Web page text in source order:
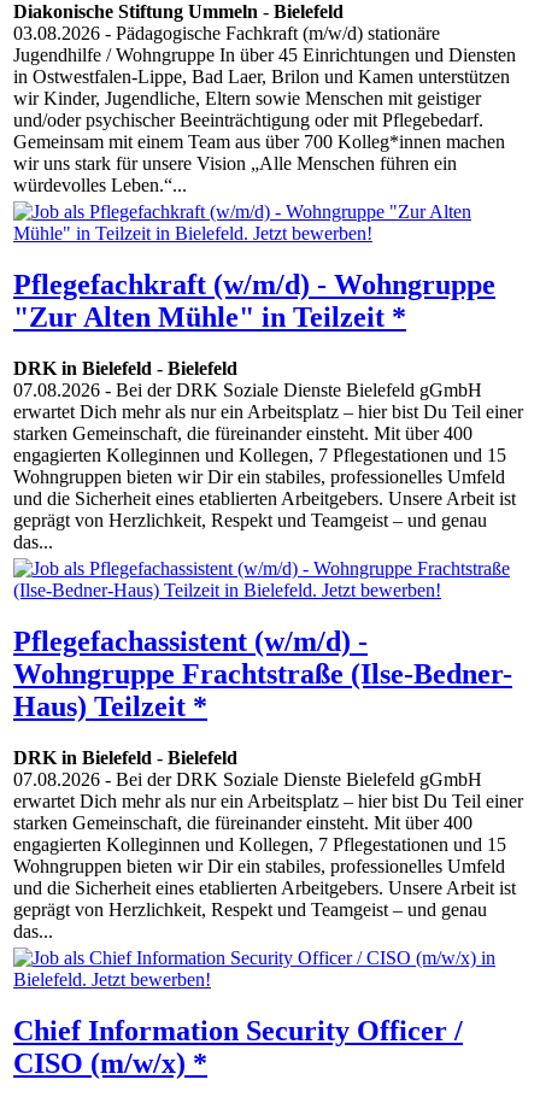
Diakonische Stiftung Ummeln - Bielefeld
03.08.2026 - Pädagogische Fachkraft (m/w/d) stationäre
Jugendhilfe / Wohngruppe In über 45 Einrichtungen und Diensten
in Ostwestfalen-Lippe, Bad Laer, Brilon und Kamen unterstützen
wir Kinder, Jugendliche, Eltern sowie Menschen mit geistiger
und/oder psychischer Beeinträchtigung oder mit Pflegebedarf.
Gemeinsam mit einem Team aus über 700 Kolleg*innen machen
wir uns stark für unsere Vision „Alle Menschen führen ein
würdevolles Leben.“...
Pflegefachkraft (w/m/d) - Wohngruppe
"Zur Alten Mühle" in Teilzeit *
DRK in Bielefeld - Bielefeld
07.08.2026 - Bei der DRK Soziale Dienste Bielefeld gGmbH
erwartet Dich mehr als nur ein Arbeitsplatz – hier bist Du Teil einer
starken Gemeinschaft, die füreinander einsteht. Mit über 400
engagierten Kolleginnen und Kollegen, 7 Pflegestationen und 15
Wohngruppen bieten wir Dir ein stabiles, professionelles Umfeld
und die Sicherheit eines etablierten Arbeitgebers. Unsere Arbeit ist
geprägt von Herzlichkeit, Respekt und Teamgeist – und genau
das...
Pflegefachassistent (w/m/d) -
Wohngruppe Frachtstraße (Ilse-Bedner-
Haus) Teilzeit *
DRK in Bielefeld - Bielefeld
07.08.2026 - Bei der DRK Soziale Dienste Bielefeld gGmbH
erwartet Dich mehr als nur ein Arbeitsplatz – hier bist Du Teil einer
starken Gemeinschaft, die füreinander einsteht. Mit über 400
engagierten Kolleginnen und Kollegen, 7 Pflegestationen und 15
Wohngruppen bieten wir Dir ein stabiles, professionelles Umfeld
und die Sicherheit eines etablierten Arbeitgebers. Unsere Arbeit ist
geprägt von Herzlichkeit, Respekt und Teamgeist – und genau
das...
Chief Information Security Officer /
CISO (m/w/x) *